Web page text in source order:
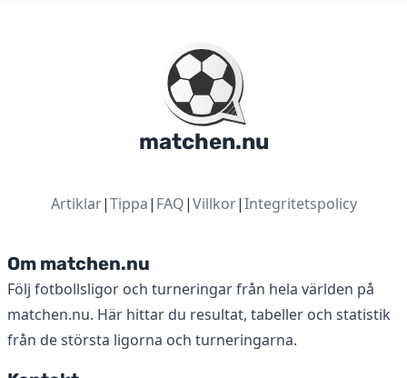
matchen.nu
Artiklar|Tippa| FAQ|Villkor|Integritetspolicy
Om matchen.nu
Följ fotbollsligor och turneringar från hela världen på
matchen.nu. Här hittar du resultat, tabeller och statistik
från de största ligorna och turneringarna.